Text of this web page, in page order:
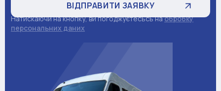
Натискаючи на кнопку, ви погоджуєтесьсь наобробку
персональних даних